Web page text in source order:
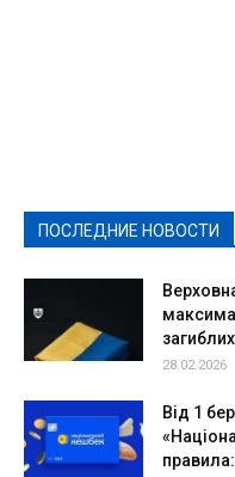
ПОСЛЕДНИЕ НОВОСТИ
28.02.2026
Від 1